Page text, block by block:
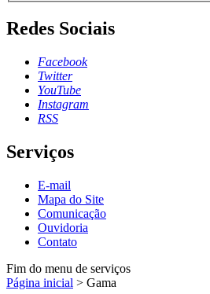
Redes Sociais
Facebook
Twitter
YouTube
Instagram
RSS
Serviços
E-mail
Mapa do Site
Comunicação
Ouvidoria
Contato
Fim do menu de serviços
Página inicial > Gama